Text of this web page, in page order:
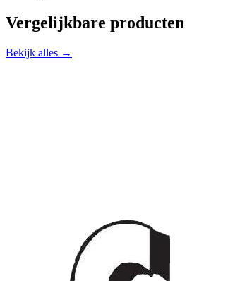
Vergelijkbare producten
Bekijk alles →